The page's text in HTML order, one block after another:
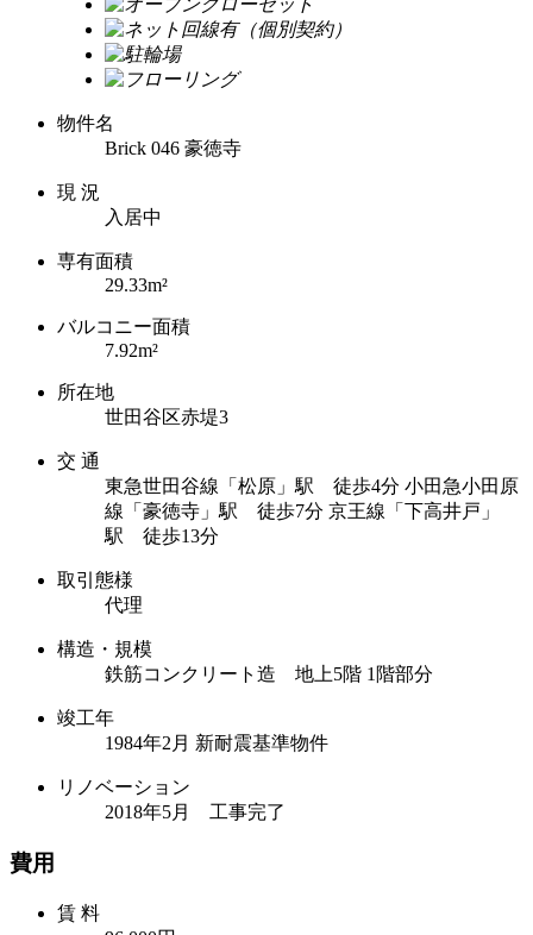
物件名
Brick 046 豪徳寺
現 況
入居中
専有面積
29.33m²
バルコニー面積
7.92m²
所在地
世田谷区赤堤3
交 通
東急世田谷線「松原」駅 徒歩4分 小田急小田原
線「豪徳寺」駅 徒歩7分 京王線「下高井戸」
駅 徒歩13分
取引態様
代理
構造・規模
鉄筋コンクリート造 地上5階 1階部分
竣工年
1984年2月 新耐震基準物件
リノベーション
2018年5月 工事完了
費用
賃 料